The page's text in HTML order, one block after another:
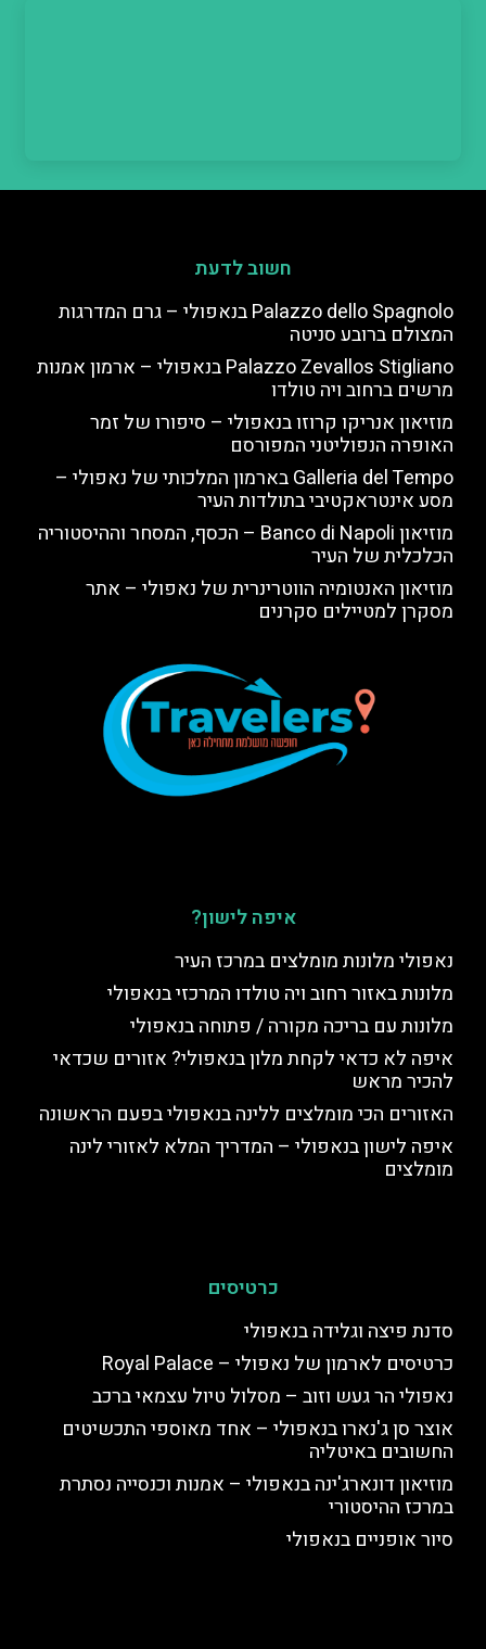
חשוב לדעת
Palazzo dello Spagnolo בנאפולי – גרם המדרגות
המצולם ברובע סניטה
Palazzo Zevallos Stigliano בנאפולי – ארמון אמנות
מרשים ברחוב ויה טולדו
מוזיאון אנריקו קרוזו בנאפולי – סיפורו של זמר
האופרה הנפוליטני המפורסם
Galleria del Tempo בארמון המלכותי של נאפולי –
מסע אינטראקטיבי בתולדות העיר
מוזיאון Banco di Napoli – הכסף, המסחר וההיסטוריה
הכלכלית של העיר
מוזיאון האנטומיה הווטרינרית של נאפולי – אתר
מסקרן למטיילים סקרנים
איפה לישון?
נאפולי מלונות מומלצים במרכז העיר
מלונות באזור רחוב ויה טולדו המרכזי בנאפולי
מלונות עם בריכה מקורה / פתוחה בנאפולי
איפה לא כדאי לקחת מלון בנאפולי? אזורים שכדאי
להכיר מראש
האזורים הכי מומלצים ללינה בנאפולי בפעם הראשונה
איפה לישון בנאפולי – המדריך המלא לאזורי לינה
מומלצים
כרטיסים
סדנת פיצה וגלידה בנאפולי
כרטיסים לארמון של נאפולי – Royal Palace
נאפולי הר געש וזוב – מסלול טיול עצמאי ברכב
אוצר סן ג'נארו בנאפולי – אחד מאוספי התכשיטים
החשובים באיטליה
מוזיאון דונארג'ינה בנאפולי – אמנות וכנסייה נסתרת
במרכז ההיסטורי
סיור אופניים בנאפולי